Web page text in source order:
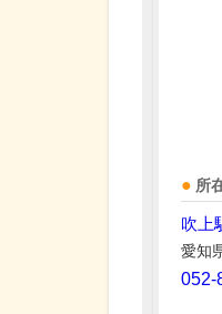
所
吹上
愛知
052-